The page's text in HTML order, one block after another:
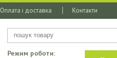
Оплата і доставка Контакти
Режим роботи: